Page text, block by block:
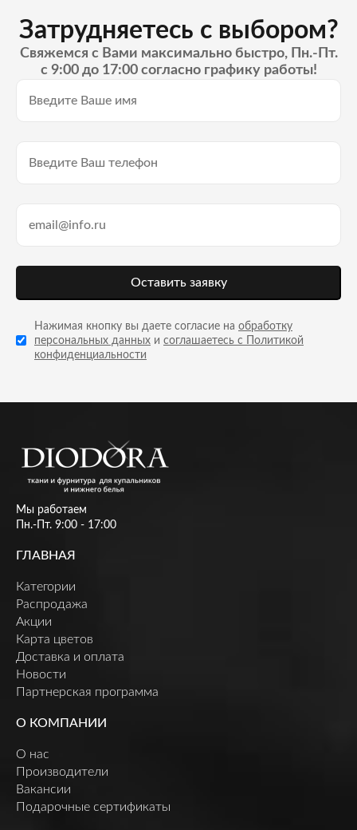
Затрудняетесь с выбором?
Свяжемся с Вами максимально быстро, Пн.-Пт.
с 9:00 до 17:00 согласно графику работы!
Оставить заявку
Нажимая кнопку вы даете согласие на обработку
персональных данных и соглашаетесь с Политикой
конфиденциальности
Мы работаем
Пн.-Пт. 9:00 - 17:00
ГЛАВНАЯ
Категории
Распродажа
Акции
Карта цветов
Доставка и оплата
Новости
Партнерская программа
О КОМПАНИИ
О нас
Производители
Вакансии
Подарочные сертификаты